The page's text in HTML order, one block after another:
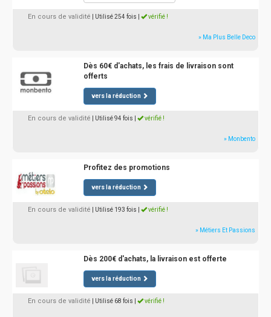
En cours de validité | Utilisé 254 fois vérifié !
» Ma Plus Belle Deco
Dès 60€ d'achats, les frais de livraison sont
offerts
vers la réduction
En cours de validité | Utilisé 94 fois vérifié !
» Monbento
Profitez des promotions
vers la réduction
En cours de validité | Utilisé 193 fois vérifié !
» Métiers Et Passions
Dès 200€ d'achats, la livraison est offerte
vers la réduction
En cours de validité | Utilisé 68 fois vérifié !